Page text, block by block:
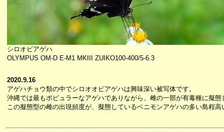
シロオビアゲハ
OLYMPUS OM-D E-M1 MKIII ZUIKO100-400/5-6.3
2020.9.16
アゲハチョウ類の中でシロオオビアゲハは興味深い被写体です。
沖縄では最もポピュラーなアゲハでありながら、雌の一部が有毒種に擬態
この擬態型の雌の出現頻度が、擬態しているベニモンアゲハの多い島程